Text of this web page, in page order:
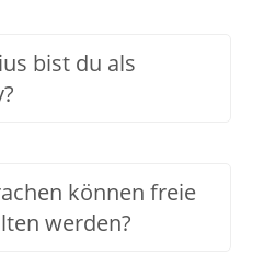
bist du als
können freie
werden?